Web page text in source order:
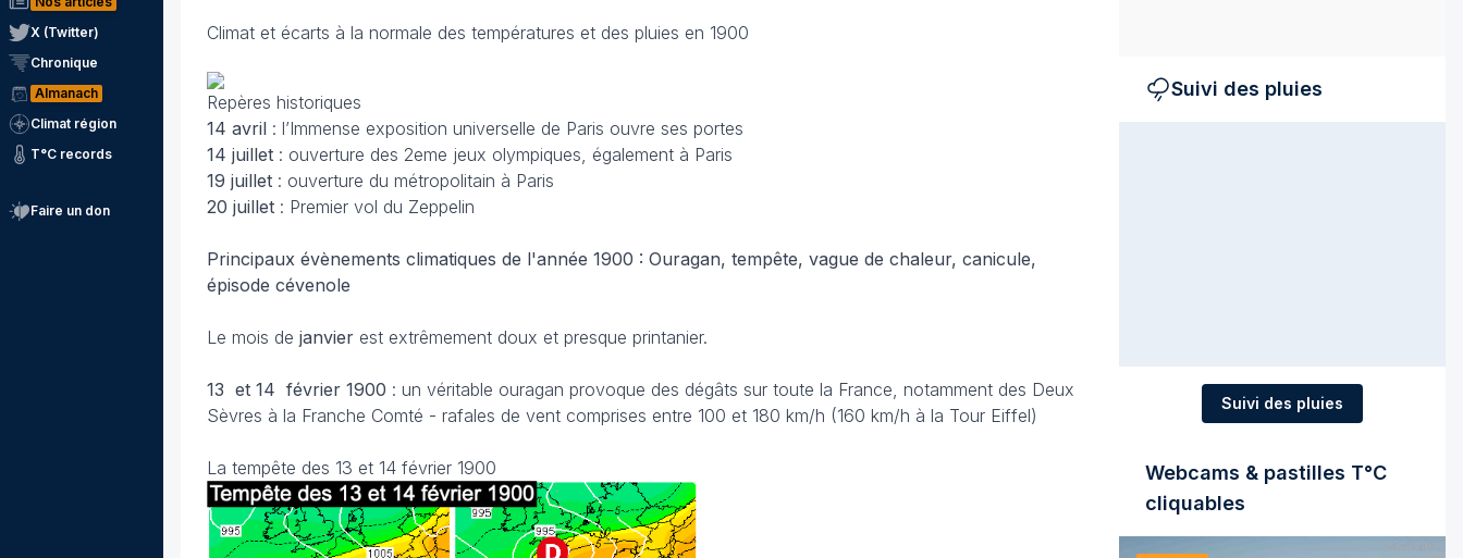
X (Twitter)
Chronique
Almanach
Climat région
T°C records
Faire un don
Climat et écarts à la normale des températures et des pluies en 1900
Repères historiques
14 avril : l’Immense exposition universelle de Paris ouvre ses portes
14 juillet : ouverture des 2eme jeux olympiques, également à Paris
19 juillet : ouverture du métropolitain à Paris
20 juillet : Premier vol du Zeppelin
Principaux évènements climatiques de l'année 1900 : Ouragan, tempête, vague de chaleur, canicule,
épisode cévenole
Le mois de janvier est extrêmement doux et presque printanier.
13 et 14 février 1900 : un véritable ouragan provoque des dégâts sur toute la France, notamment des Deux
Sèvres à la Franche Comté - rafales de vent comprises entre 100 et 180 km/h (160 km/h à la Tour Eiffel)
La tempête des 13 et 14 février 1900
Suivi des pluies
Suivi des pluies
Webcams & pastilles T°C
cliquables